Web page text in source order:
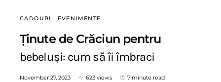
CADOURI EVENIMENTE
Ținute de Crăciun pentru
bebeluși: cum să îi îmbraci
November 27, 2023 623 views 7 minute read